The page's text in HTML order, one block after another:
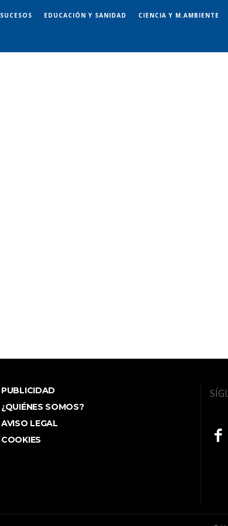
SUCESOS EDUCACIÓN Y SANIDAD CIENCIA Y M.AMBIENTE
PUBLICIDAD
¿QUIÉNES SOMOS?
AVISO LEGAL
COOKIES